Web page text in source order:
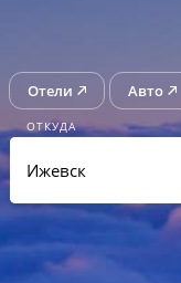
Отели Авто
ОТКУДА